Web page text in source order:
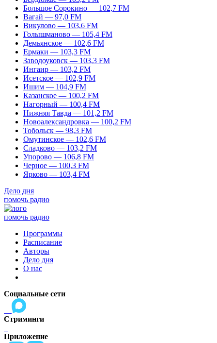
Большое Сорокино — 102,7 FM
Вагай — 97,0 FM
Викулово — 103,6 FM
Голышманово — 105,4 FM
Демьянское — 102,6 FM
Ермаки — 103,3 FM
Заводоуковск — 103,3 FM
Ингаир — 103,2 FM
Исетское — 102,9 FM
Ишим — 104,9 FM
Казанское — 100,2 FM
Нагорный — 100,4 FM
Нижняя Тавда — 101,2 FM
Новоалександровка — 100,2 FM
Тобольск — 98,3 FM
Омутинское — 102,6 FM
Сладково — 103,2 FM
Упорово — 106,8 FM
Черное — 100,3 FM
Ярково — 103,4 FM
Дело дня
помочь радио
помочь радио
Программы
Расписание
Авторы
Дело дня
О нас
Социальные сети
Стриминги
Приложение